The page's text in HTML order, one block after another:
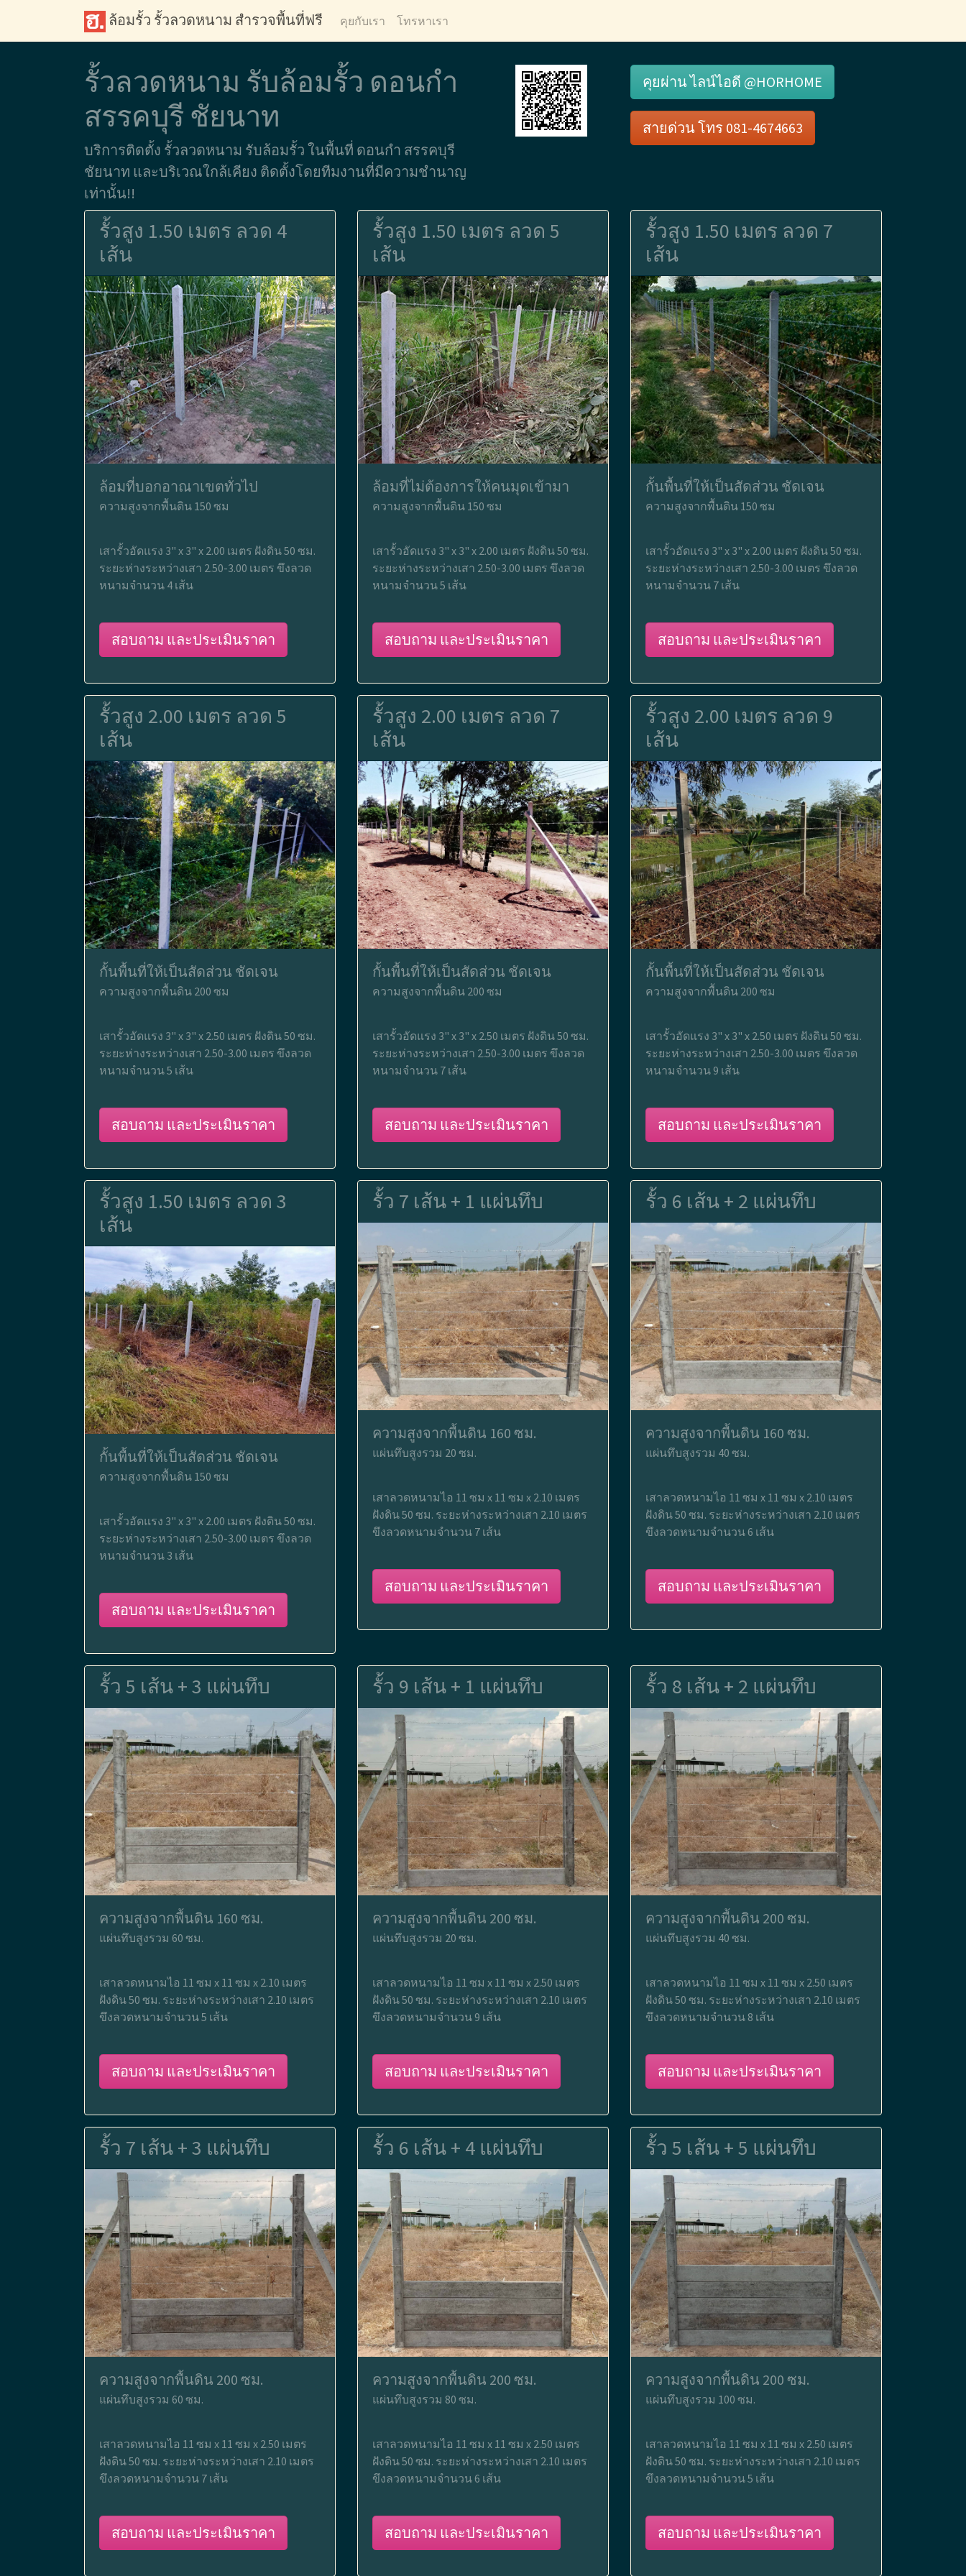
ล้อมรั้ว รั้วลวดหนาม สำรวจพื้นที่ฟรี คุยกับเรา โทรหาเรา
รั้วลวดหนาม รับล้อมรั้ว ดอนกำ
สรรคบุรี ชัยนาท
บริการติดตั้ง รั้วลวดหนาม รับล้อมรั้ว ในพื้นที่ ดอนกำ สรรคบุรี
ชัยนาท และบริเวณใกล้เคียง ติดตั้งโดยทีมงานที่มีความชำนาญ
เท่านั้น!!
คุยผ่าน ไลน์ไอดี @HORHOME
สายด่วน โทร 081-4674663
รั้วสูง 1.50 เมตร ลวด 4
เส้น
ล้อมที่บอกอาณาเขตทั่วไป
ความสูงจากพื้นดิน 150 ซม
เสารั้วอัดแรง 3" x 3" x 2.00 เมตร ฝังดิน 50 ซม.
ระยะห่างระหว่างเสา 2.50-3.00 เมตร ขึงลวด
หนามจำนวน 4 เส้น
สอบถาม และประเมินราคา
รั้วสูง 1.50 เมตร ลวด 5
เส้น
ล้อมที่ไม่ต้องการให้คนมุดเข้ามา
ความสูงจากพื้นดิน 150 ซม
เสารั้วอัดแรง 3" x 3" x 2.00 เมตร ฝังดิน 50 ซม.
ระยะห่างระหว่างเสา 2.50-3.00 เมตร ขึงลวด
หนามจำนวน 5 เส้น
สอบถาม และประเมินราคา
รั้วสูง 1.50 เมตร ลวด 7
เส้น
กั้นพื้นที่ให้เป็นสัดส่วน ชัดเจน
ความสูงจากพื้นดิน 150 ซม
เสารั้วอัดแรง 3" x 3" x 2.00 เมตร ฝังดิน 50 ซม.
ระยะห่างระหว่างเสา 2.50-3.00 เมตร ขึงลวด
หนามจำนวน 7 เส้น
สอบถาม และประเมินราคา
รั้วสูง 2.00 เมตร ลวด 5
เส้น
กั้นพื้นที่ให้เป็นสัดส่วน ชัดเจน
ความสูงจากพื้นดิน 200 ซม
เสารั้วอัดแรง 3" x 3" x 2.50 เมตร ฝังดิน 50 ซม.
ระยะห่างระหว่างเสา 2.50-3.00 เมตร ขึงลวด
หนามจำนวน 5 เส้น
สอบถาม และประเมินราคา
รั้วสูง 2.00 เมตร ลวด 7
เส้น
กั้นพื้นที่ให้เป็นสัดส่วน ชัดเจน
ความสูงจากพื้นดิน 200 ซม
เสารั้วอัดแรง 3" x 3" x 2.50 เมตร ฝังดิน 50 ซม.
ระยะห่างระหว่างเสา 2.50-3.00 เมตร ขึงลวด
หนามจำนวน 7 เส้น
สอบถาม และประเมินราคา
รั้วสูง 2.00 เมตร ลวด 9
เส้น
กั้นพื้นที่ให้เป็นสัดส่วน ชัดเจน
ความสูงจากพื้นดิน 200 ซม
เสารั้วอัดแรง 3" x 3" x 2.50 เมตร ฝังดิน 50 ซม.
ระยะห่างระหว่างเสา 2.50-3.00 เมตร ขึงลวด
หนามจำนวน 9 เส้น
สอบถาม และประเมินราคา
รั้วสูง 1.50 เมตร ลวด 3
เส้น
กั้นพื้นที่ให้เป็นสัดส่วน ชัดเจน
ความสูงจากพื้นดิน 150 ซม
เสารั้วอัดแรง 3" x 3" x 2.00 เมตร ฝังดิน 50 ซม.
ระยะห่างระหว่างเสา 2.50-3.00 เมตร ขึงลวด
หนามจำนวน 3 เส้น
สอบถาม และประเมินราคา
รั้ว 7 เส้น + 1 แผ่นทึบ
ความสูงจากพื้นดิน 160 ซม.
แผ่นทึบสูงรวม 20 ซม.
เสาลวดหนามไอ 11 ซม x 11 ซม x 2.10 เมตร
ฝังดิน 50 ซม. ระยะห่างระหว่างเสา 2.10 เมตร
ขึงลวดหนามจำนวน 7 เส้น
สอบถาม และประเมินราคา
รั้ว 6 เส้น + 2 แผ่นทึบ
ความสูงจากพื้นดิน 160 ซม.
แผ่นทึบสูงรวม 40 ซม.
เสาลวดหนามไอ 11 ซม x 11 ซม x 2.10 เมตร
ฝังดิน 50 ซม. ระยะห่างระหว่างเสา 2.10 เมตร
ขึงลวดหนามจำนวน 6 เส้น
สอบถาม และประเมินราคา
รั้ว 5 เส้น + 3 แผ่นทึบ
ความสูงจากพื้นดิน 160 ซม.
แผ่นทึบสูงรวม 60 ซม.
เสาลวดหนามไอ 11 ซม x 11 ซม x 2.10 เมตร
ฝังดิน 50 ซม. ระยะห่างระหว่างเสา 2.10 เมตร
ขึงลวดหนามจำนวน 5 เส้น
สอบถาม และประเมินราคา
รั้ว 9 เส้น + 1 แผ่นทึบ
ความสูงจากพื้นดิน 200 ซม.
แผ่นทึบสูงรวม 20 ซม.
เสาลวดหนามไอ 11 ซม x 11 ซม x 2.50 เมตร
ฝังดิน 50 ซม. ระยะห่างระหว่างเสา 2.10 เมตร
ขึงลวดหนามจำนวน 9 เส้น
สอบถาม และประเมินราคา
รั้ว 8 เส้น + 2 แผ่นทึบ
ความสูงจากพื้นดิน 200 ซม.
แผ่นทึบสูงรวม 40 ซม.
เสาลวดหนามไอ 11 ซม x 11 ซม x 2.50 เมตร
ฝังดิน 50 ซม. ระยะห่างระหว่างเสา 2.10 เมตร
ขึงลวดหนามจำนวน 8 เส้น
สอบถาม และประเมินราคา
รั้ว 7 เส้น + 3 แผ่นทึบ
ความสูงจากพื้นดิน 200 ซม.
แผ่นทึบสูงรวม 60 ซม.
เสาลวดหนามไอ 11 ซม x 11 ซม x 2.50 เมตร
ฝังดิน 50 ซม. ระยะห่างระหว่างเสา 2.10 เมตร
ขึงลวดหนามจำนวน 7 เส้น
สอบถาม และประเมินราคา
รั้ว 6 เส้น + 4 แผ่นทึบ
ความสูงจากพื้นดิน 200 ซม.
แผ่นทึบสูงรวม 80 ซม.
เสาลวดหนามไอ 11 ซม x 11 ซม x 2.50 เมตร
ฝังดิน 50 ซม. ระยะห่างระหว่างเสา 2.10 เมตร
ขึงลวดหนามจำนวน 6 เส้น
สอบถาม และประเมินราคา
รั้ว 5 เส้น + 5 แผ่นทึบ
ความสูงจากพื้นดิน 200 ซม.
แผ่นทึบสูงรวม 100 ซม.
เสาลวดหนามไอ 11 ซม x 11 ซม x 2.50 เมตร
ฝังดิน 50 ซม. ระยะห่างระหว่างเสา 2.10 เมตร
ขึงลวดหนามจำนวน 5 เส้น
สอบถาม และประเมินราคา